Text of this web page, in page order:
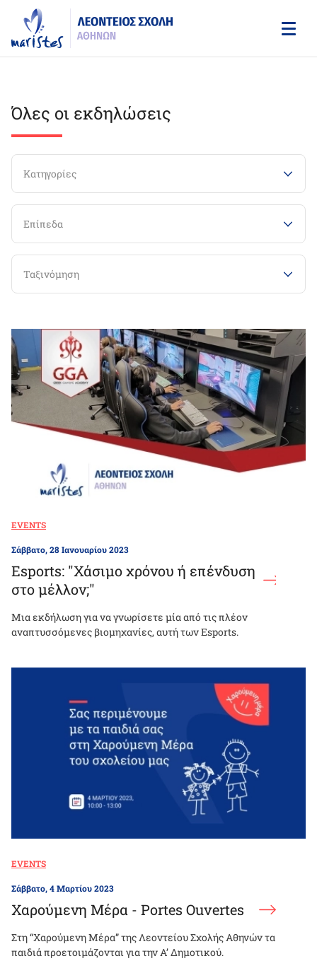
main
content
Όλες οι εκδηλώσεις
Κατηγορίες
Επίπεδα
Ταξινόμηση
EVENTS
Σάββατο, 28 Ιανουαρίου 2023
Esports: "Χάσιμο χρόνου ή επένδυση
στο μέλλον;"
Μια εκδήλωση για να γνωρίσετε μία από τις πλέον
αναπτυσσόμενες βιομηχανίες, αυτή των Esports.
EVENTS
Σάββατο, 4 Μαρτίου 2023
Χαρούμενη Μέρα - Portes Ouvertes
Στη “Χαρούμενη Μέρα” της Λεοντείου Σχολής Αθηνών τα
παιδιά προετοιμάζονται για την Α’ Δημοτικού.